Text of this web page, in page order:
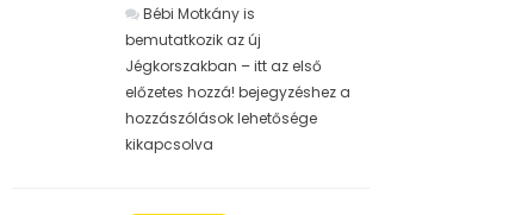
Bébi Motkány is
bemutatkozik az új
Jégkorszakban – itt az első
előzetes hozzá! bejegyzéshez a
hozzászólások lehetősége
kikapcsolva